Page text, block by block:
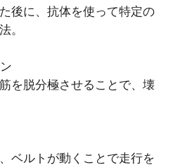
後に、抗体を使って特定の
。
を脱分極させることで、壊
ベルトが動くことで走行を